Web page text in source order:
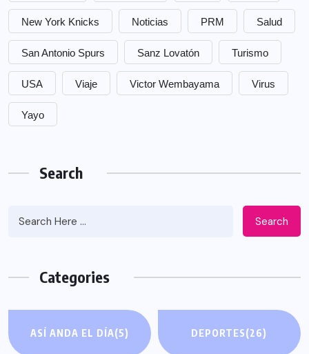
New York Knicks Noticias PRM Salud
San Antonio Spurs Sanz Lovatón Turismo
USA Viaje Victor Wembayama Virus
Yayo
Search
Search
Categories
ASÍ ANDA EL DÍA(5) DEPORTES(26)